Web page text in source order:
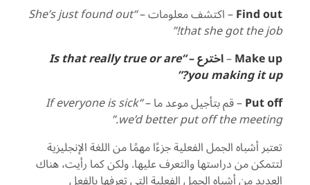
Find out– اكتشف معلومات –“She’s just found out
that she got the job!”
Make up
–اخترع – “Is that really true or are
you making it up?”
Put off– قم بتأجيل موعد ما –“If everyone is sick
we’d better put off the meeting.”
تعتبر أشباه الجمل الفعلية جزءًا مهمًا من اللغة الإنجليزية
لتتمكن من دراستها والتعرف عليها. ولكن كما رأيت، هناك